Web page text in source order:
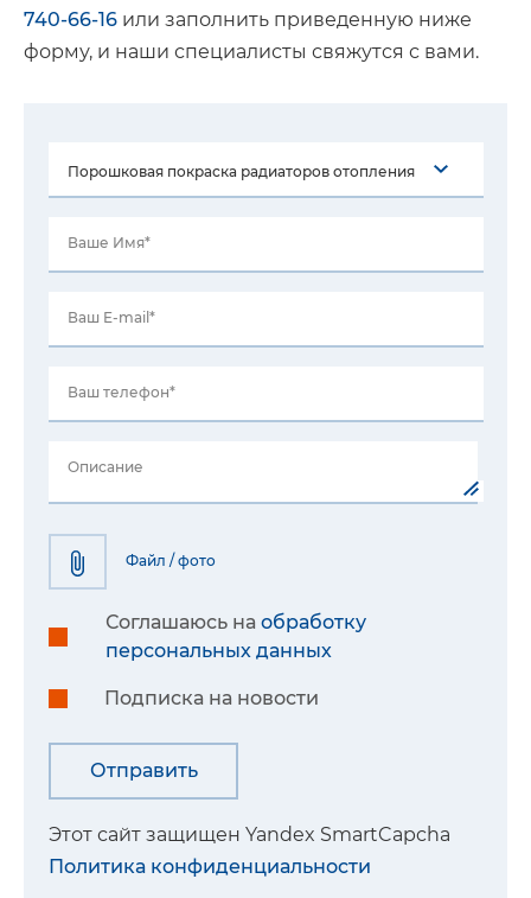
740-66-16 или заполнить приведенную ниже
форму, и наши специалисты свяжутся с вами.
Ваше Имя*
Ваш E-mail*
Ваш телефон*
Описание
Файл / фото
Соглашаюсь на обработку
персональных данных
Подписка на новости
Этот сайт защищен Yandex SmartCapcha
Политика конфиденциальности